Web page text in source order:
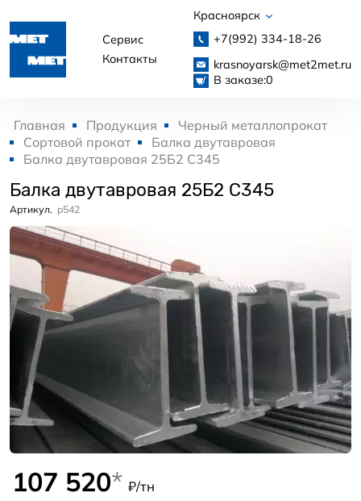
Сервис
Контакты
Красноярск
+7(992) 334-18-26
krasnoyarsk@met2met.ru
В заказе:0
Главная Продукция
Черный металлопрокат
Сортовой прокат
Балка двутавровая
Балка двутавровая 25Б2 С345
Балка двутавровая 25Б2 С345
Артикул. p542
107 520* ₽/тн